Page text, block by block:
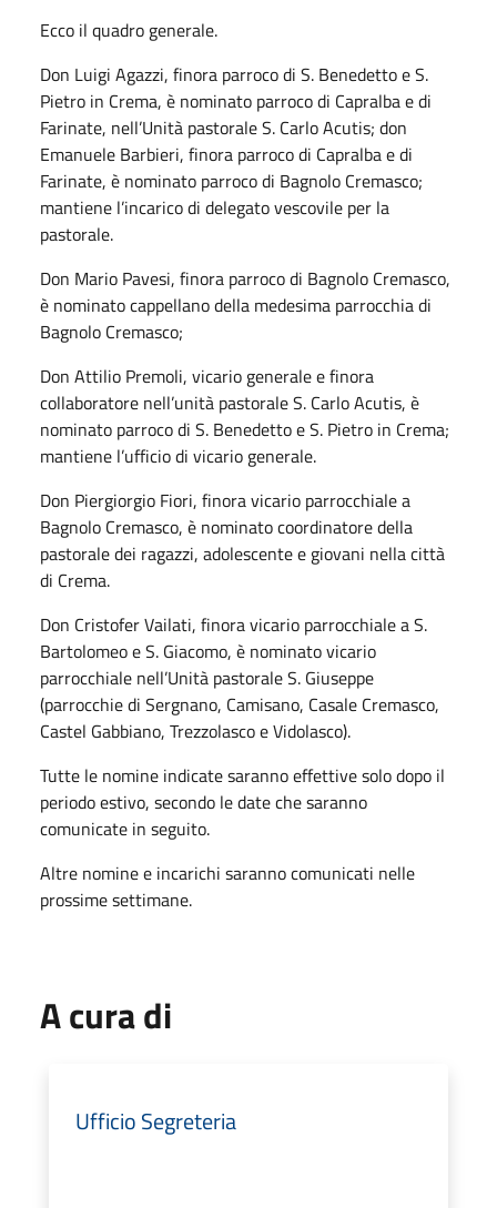
Ecco il quadro generale.
Don Luigi Agazzi, finora parroco di S. Benedetto e S.
Pietro in Crema, è nominato parroco di Capralba e di
Farinate, nell’Unità pastorale S. Carlo Acutis; don
Emanuele Barbieri, finora parroco di Capralba e di
Farinate, è nominato parroco di Bagnolo Cremasco;
mantiene l’incarico di delegato vescovile per la
pastorale.
Don Mario Pavesi, finora parroco di Bagnolo Cremasco,
è nominato cappellano della medesima parrocchia di
Bagnolo Cremasco;
Don Attilio Premoli, vicario generale e finora
collaboratore nell’unità pastorale S. Carlo Acutis, è
nominato parroco di S. Benedetto e S. Pietro in Crema;
mantiene l’ufficio di vicario generale.
Don Piergiorgio Fiori, finora vicario parrocchiale a
Bagnolo Cremasco, è nominato coordinatore della
pastorale dei ragazzi, adolescente e giovani nella città
di Crema.
Don Cristofer Vailati, finora vicario parrocchiale a S.
Bartolomeo e S. Giacomo, è nominato vicario
parrocchiale nell’Unità pastorale S. Giuseppe
(parrocchie di Sergnano, Camisano, Casale Cremasco,
Castel Gabbiano, Trezzolasco e Vidolasco).
Tutte le nomine indicate saranno effettive solo dopo il
periodo estivo, secondo le date che saranno
comunicate in seguito.
Altre nomine e incarichi saranno comunicati nelle
prossime settimane.
A cura di
Ufficio Segreteria